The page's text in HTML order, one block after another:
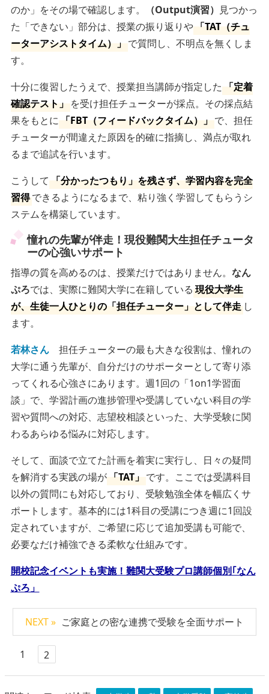
のか」をその場で確認します。
（Output演習） 見つかっ
た「できない」部分は、授業の振り返りや「TAT（チュ
ーターアシストタイム）」で質問し、不明点を無くしま
す。
十分に復習したうえで、授業担当講師が指定した 「定着
確認テスト」を受け担任チューターが採点。その採点結
果をもとに「FBT（フィードバックタイム）」で、担任
チューターが間違えた原因を的確に指摘し、満点が取れ
るまで追試を行います。
こうして 「分かったつもり」を残さず、学習内容を完全
習得できるようになるまで、粘り強く学習してもらうシ
ステムを構築しています。
憧れの先輩が伴走！現役難関大生担任チュータ
ーの心強いサポート
指導の質を高めるのは、授業だけではありません。 なん
ぷろでは、実際に難関大学に在籍している 現役大学生
が、生徒一人ひとりの「担任チューター」として伴走し
ます。
若林さん担任チューターの最も大きな役割は、憧れの
大学に通う先輩が、自分だけのサポーターとして寄り添
ってくれる心強さにあります。週1回の「1on1学習面
談」で、学習計画の進捗管理や受講していない科目の学
習や質問への対応、志望校相談といった、大学受験に関
わるあらゆる悩みに対応します。
そして、面談で立てた計画を着実に実行し、日々の疑問
を解消する実践の場が「TAT」です。ここでは受講科目
以外の質問にも対応しており、受験勉強全体を幅広くサ
ポートします。基本的には1科目の受講につき週に1回設
定されていますが、ご希望に応じて追加受講も可能で、
必要なだけ補強できる柔軟な仕組みです。
開校記念イベントも実施！難関大受験プロ講師個別｢なん
ぷろ」
NEXT » ご家庭との密な連携で受験を全面サポート
1 2